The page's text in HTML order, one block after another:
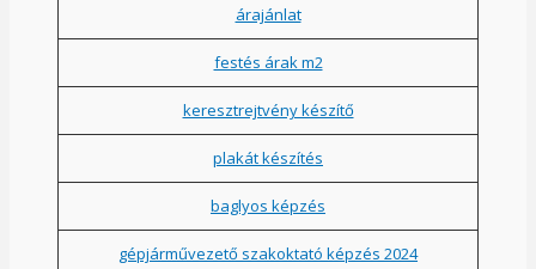
árajánlat
festés árak m2
keresztrejtvény készítő
plakát készítés
baglyos képzés
gépjárművezető szakoktató képzés 2024